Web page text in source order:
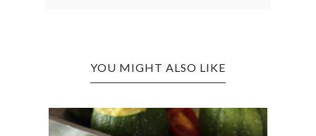
YOU MIGHT ALSO LIKE